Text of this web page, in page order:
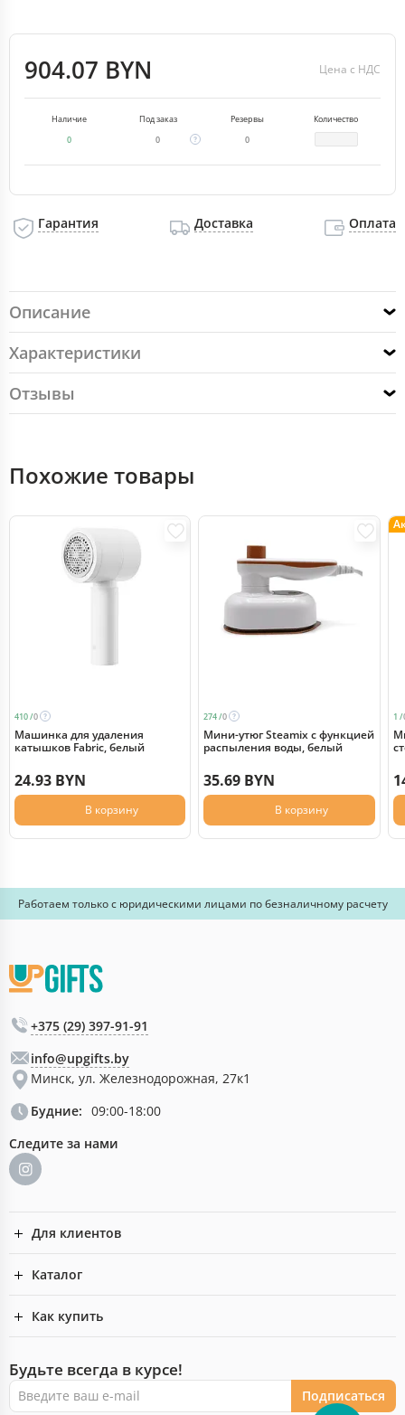
904.07 BYN Цена с НДС
Наличие Под заказ Резервы
Количество
0
0 0
Гарантия Доставка Оплата
Описание
Характеристики
Отзывы
Похожие товары
410 /0
Машинка для удаления
катышков Fabric, белый
24.93 BYN
В корзину
274 /0
Мини-утюг Steamix с функцией
распыления воды, белый
35.69 BYN
В корзину
1 /
Работаем только с юридическими лицами по безналичному расчету
+375 (29) 397-91-91
info@upgifts.by
Минск, ул. Железнодорожная, 27к1
Будние: 09:00-18:00
Следите за нами
Для клиентов
Каталог
Как купить
Будьте всегда в курсе!
Подписаться